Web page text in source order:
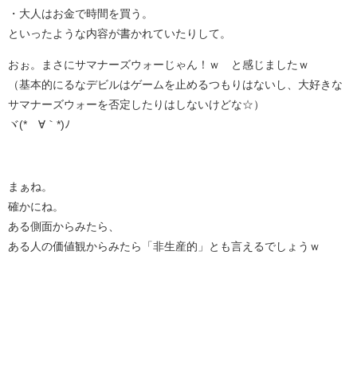
・大人はお金で時間を買う。
といったような内容が書かれていたりして。
おぉ。まさにサマナーズウォーじゃん！ｗ と感じましたｗ
（基本的にるなデビルはゲームを止めるつもりはないし、大好きな
サマナーズウォーを否定したりはしないけどな☆）
ヾ(*´∀｀*)ﾉ
まぁね。
確かにね。
ある側面からみたら、
ある人の価値観からみたら「非生産的」とも言えるでしょうｗ